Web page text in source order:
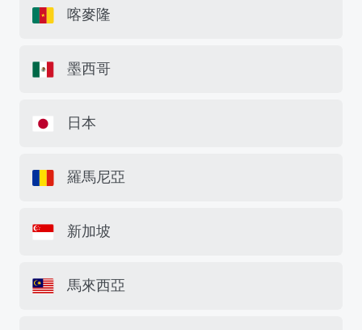
喀麥隆
墨西哥
日本
羅馬尼亞
新加坡
馬來西亞